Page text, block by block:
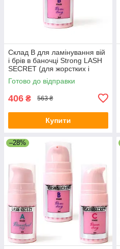
Склад В для ламінування вій
і брів в баночці Strong LASH
SECRET (для жорстких і
щільних вій) 5 мл
Готово до відправки
406 ₴ 563 ₴
Купити
–28%